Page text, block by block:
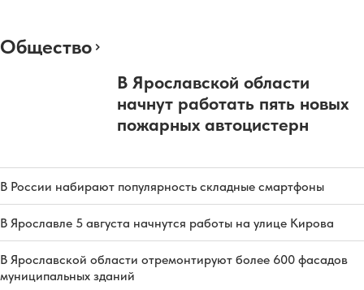
Общество
В Ярославской области
начнут работать пять новых
пожарных автоцистерн
В России набирают популярность складные смартфоны
В Ярославле 5 августа начнутся работы на улице Кирова
В Ярославской области отремонтируют более 600 фасадов
муниципальных зданий